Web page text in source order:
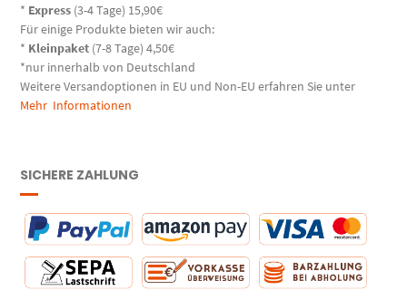
* Express (3-4 Tage) 15,90€
Für einige Produkte bieten wir auch:
* Kleinpaket (7-8 Tage) 4,50€
*nur innerhalb von Deutschland
Weitere Versandoptionen in EU und Non-EU erfahren Sie unter
Mehr Informationen
SICHERE ZAHLUNG